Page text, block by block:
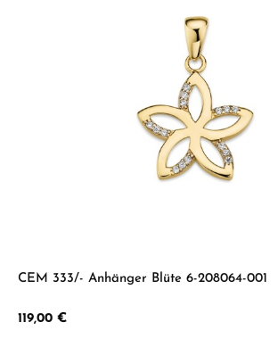
CEM 333/- Anhänger Blüte 6-208064-001
Regulärer Preis:
119,00 €